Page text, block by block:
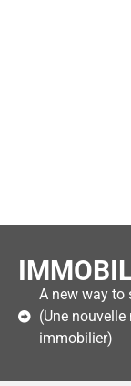
A new way to
(Une
immobilier)